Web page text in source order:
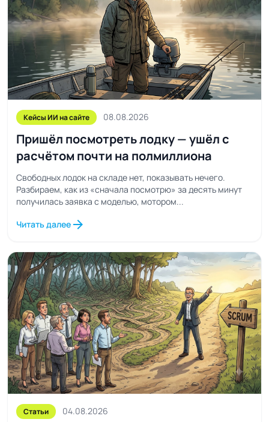
Кейсы ИИ на сайте 08.08.2026
Пришёл посмотреть лодку — ушёл с
расчётом почти на полмиллиона
Свободных лодок на складе нет, показывать нечего.
Разбираем, как из «сначала посмотрю» за десять минут
получилась заявка с моделью, мотором...
Читать далее arrow_forward
Статьи 04.08.2026